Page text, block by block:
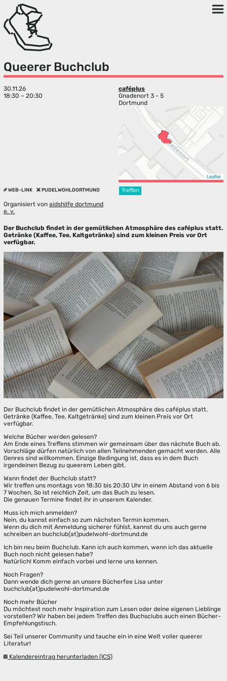
Queerer Buchclub
30.11.26
18:30 – 20:30
caféplus
Gnadenort 3 - 5
Dortmund
Leaflet
WEB-LINK PUDELWOHLDORTMUND Treffen
Organisiert vonaidshilfe dortmund
e. v.
Der Buchclub findet in der gemütlichen Atmosphäre des caféplus statt.
Getränke (Kaffee, Tee, Kaltgetränke) sind zum kleinen Preis vor Ort
verfügbar.
Der Buchclub findet in der gemütlichen Atmosphäre des caféplus statt.
Getränke (Kaffee, Tee, Kaltgetränke) sind zum kleinen Preis vor Ort
verfügbar.
Welche Bücher werden gelesen?
Am Ende eines Treffens stimmen wir gemeinsam über das nächste Buch ab.
Vorschläge dürfen natürlich von allen Teilnehmenden gemacht werden. Alle
Genres sind willkommen. Einzige Bedingung ist, dass es in dem Buch
irgendeinen Bezug zu queerem Leben gibt.
Wann findet der Buchclub statt?
Wir treffen uns montags von 18:30 bis 20:30 Uhr in einem Abstand von 6 bis
7 Wochen. So ist reichlich Zeit, um das Buch zu lesen.
Die genauen Termine findet ihr in unserem Kalender.
Muss ich mich anmelden?
Nein, du kannst einfach so zum nächsten Termin kommen.
Wenn du dich mit Anmeldung sicherer fühlst, kannst du uns auch gerne
schreiben an buchclub(at)pudelwohl-dortmund.de
Ich bin neu beim Buchclub. Kann ich auch kommen, wenn ich das aktuelle
Buch noch nicht gelesen habe?
Natürlich! Komm einfach vorbei und lerne uns kennen.
Noch Fragen?
Dann wende dich gerne an unsere Bücherfee Lisa unter
buchclub(at)pudelwohl-dortmund.de
Noch mehr Bücher
Du möchtest noch mehr Inspiration zum Lesen oder deine eigenen Lieblinge
vorstellen? Wir haben bei jedem Treffen des Buchsclubs auch einen Bücher-
Empfehlungstisch.
Sei Teil unserer Community und tauche ein in eine Welt voller queerer
Literatur!
Kalendereintrag herunterladen (ICS)